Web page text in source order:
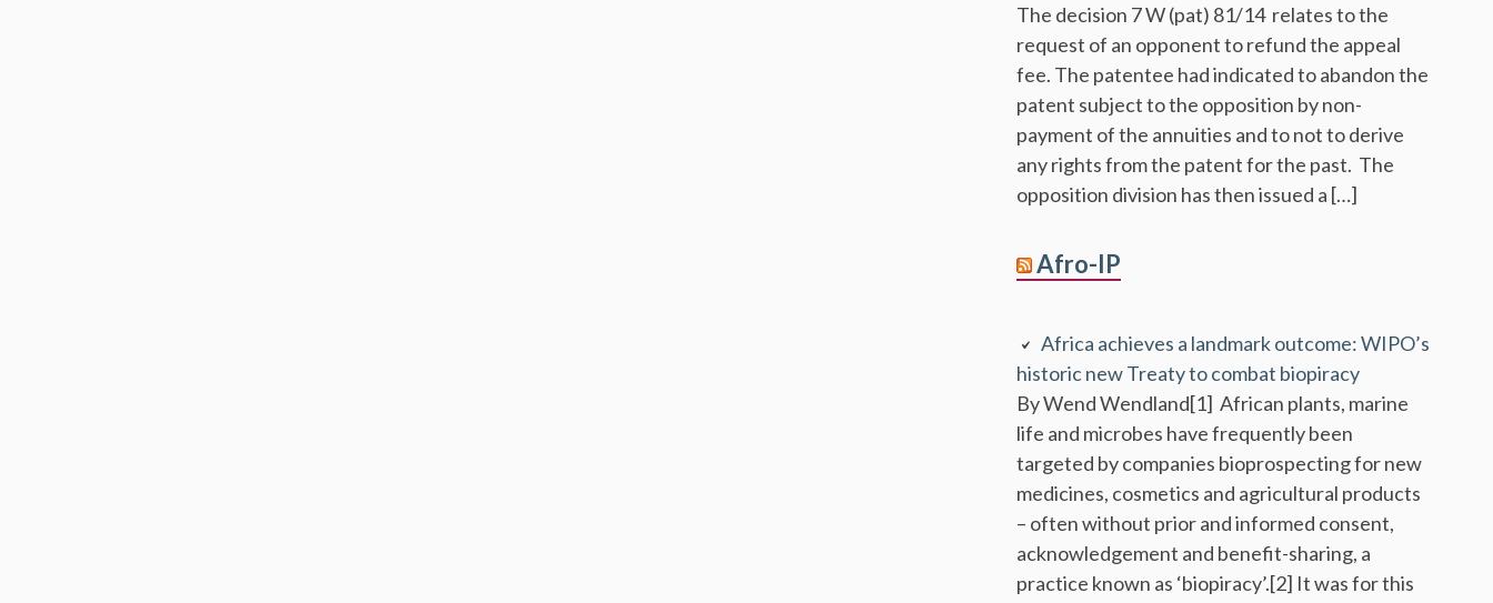
The decision 7 W (pat) 81/14 relates to the
request of an opponent to refund the appeal
fee. The patentee had indicated to abandon the
patent subject to the opposition by non-
payment of the annuities and to not to derive
any rights from the patent for the past. The
opposition division has then issued a […]
Afro-IP
Africa achieves a landmark outcome: WIPO’s
historic new Treaty to combat biopiracy
By Wend Wendland[1] African plants, marine
life and microbes have frequently been
targeted by companies bioprospecting for new
medicines, cosmetics and agricultural products
– often without prior and informed consent,
acknowledgement and benefit-sharing, a
practice known as ‘biopiracy’.[2] It was for this